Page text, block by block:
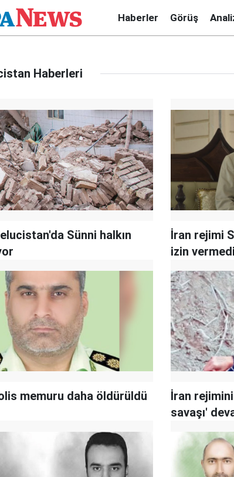
Haberler Görüş
Haberleri
Sünni halkın
İran rejimi
izin vermedi
memuru daha öldürüldü
İran
savaşı'